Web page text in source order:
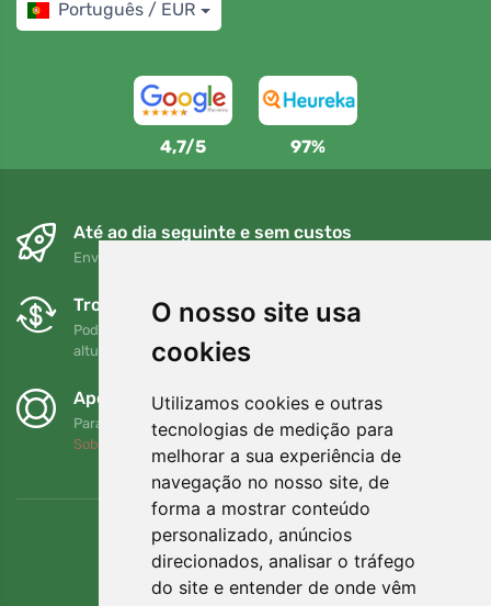
O nosso site usa
cookies
Utilizamos cookies e outras
tecnologias de medição para
melhorar a sua experiência de
navegação no nosso site, de
forma a mostrar conteúdo
personalizado, anúncios
direcionados, analisar o tráfego
do site e entender de onde vêm
Português / EUR
4,7/5 97%
Até ao dia seguinte e sem custos
Envio gratuito para encomendas superiores a 80 EUR
Trocas e devoluções gratuitas
Pode devolver ou trocar a sua encomenda em qualquer
altura no prazo de 90 dias
Apoiamos a Trees.org
Para cada encomenda plantamos uma árvore! Leia mais
Sobre nós